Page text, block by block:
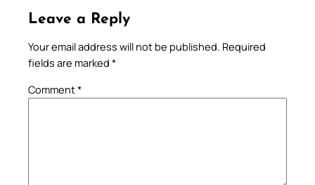
Leave a Reply
Your email address will not be published. Required
fields are marked *
Comment*